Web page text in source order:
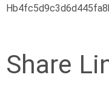
Share